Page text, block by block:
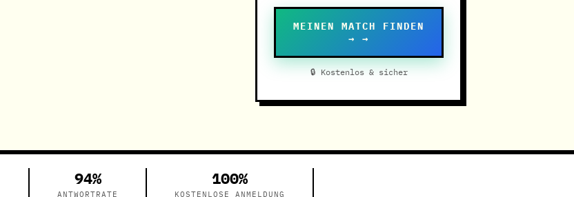
MEINEN MATCH FINDEN
→ →
🔒 Kostenlos & sicher
94%
ANTWORTRATE
100%
KOSTENLOSE ANMELDUNG